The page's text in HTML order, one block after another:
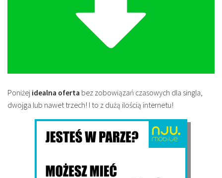
Poniżej idealna oferta bez zobowiązań czasowych dla singla,
dwojga lub nawet trzech! I to z dużą ilością internetu!